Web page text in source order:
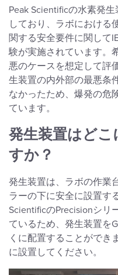
Peak Scientificの水素発
しており、ラボにおける
関する安全要件に関して
験が実施されています。
悪のケースを想定して評
生装置の内外部の最悪条
なかったため、爆発の危
ています。
発生装置はど
すか？
発生装置は、ラボの作業
ラーの下に安全に設置す
ScientificのPrecisionシリ
ているため、発生装置を
くに配置することができ
に設置してください。